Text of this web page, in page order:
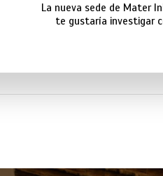
La nueva sede de Mater
te gustaría investigar